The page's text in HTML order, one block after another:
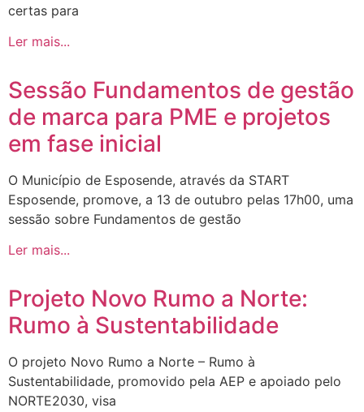
certas para
Ler mais...
Sessão Fundamentos de gestão
de marca para PME e projetos
em fase inicial
O Município de Esposende, através da START
Esposende, promove, a 13 de outubro pelas 17h00, uma
sessão sobre Fundamentos de gestão
Ler mais...
Projeto Novo Rumo a Norte:
Rumo à Sustentabilidade
O projeto Novo Rumo a Norte – Rumo à
Sustentabilidade, promovido pela AEP e apoiado pelo
NORTE2030, visa